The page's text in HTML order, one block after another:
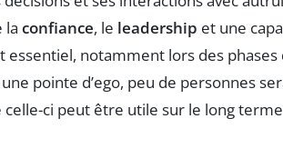
la confiance, le leadership et une
essentiel, notamment lors des phases
pointe d’ego, peu de personnes
ci peut être utile sur le long